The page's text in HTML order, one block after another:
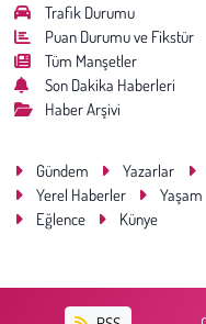
Trafik Durumu
Puan Durumu ve Fikstür
Tüm Manşetler
Son Dakika Haberleri
Haber Arşivi
Gündem Yazarlar
Yerel Haberler
Yaşam
Eğlence
Künye